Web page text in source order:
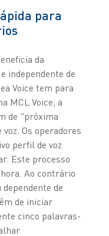
para
da
independente de
Voice tem para
MCL Voice, a
de "próxima
Os operadores
perfil de voz
Este processo
Ao contrário
de
de iniciar
cinco palavras-